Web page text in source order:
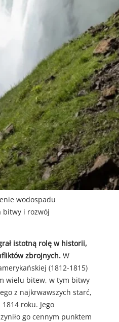
wodospadu
bitwy i rozwój
istotną rolę w historii,
zbrojnych. W
(1812-1815)
wielu bitew, w tym bitwy
z najkrwawszych starć,
roku. Jego
go cennym punktem